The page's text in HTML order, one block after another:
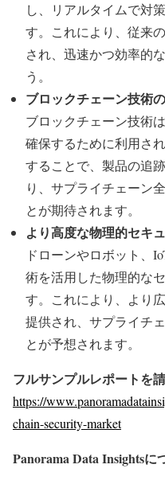
し、リアルタイムで対
す。これにより、従来
され、迅速かつ効率的
う。
ブロックチェーン技術
ブロックチェーン技術
確保するために利用さ
することで、製品の追
り、サプライチェーン
とが期待されます。
より高度な物理的セキ
ドローンやロボット、
術を活用した物理的な
す。これにより、より
提供され、サプライチ
とが予想されます。
フルサンプルレポートを
https://
chain-security-market
Panorama Data Insightsに